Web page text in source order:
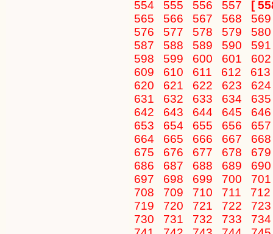
554
555 556 557
[
565
566 567 568
576
577 578 579
587
588 589 590
598
599 600 601
609
610 611 612
613
620
621 622 623
631
632 633 634
642
643 644 645
653
654 655 656
664
665 666 667
675
676 677 678
686
687 688 689
697
698 699 700
708
709 710 711
712
719
720 721 722
730
731 732 733